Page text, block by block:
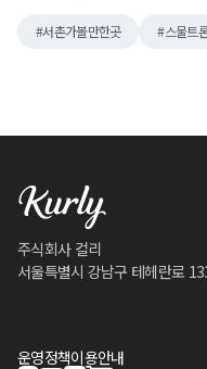
서촌가볼만한곳 스물트
주식회사 컬리
서울특별시 강남구 테헤란로
운영정책이용안내